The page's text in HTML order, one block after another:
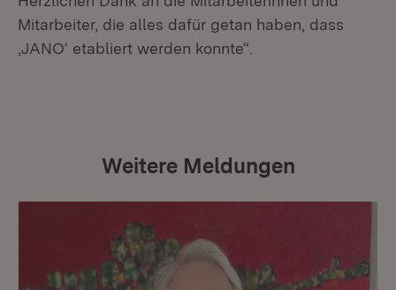
Mitarbeiter, die alles dafür getan haben, dass
‚JANO‘ etabliert werden konnte“.
Weitere Meldungen